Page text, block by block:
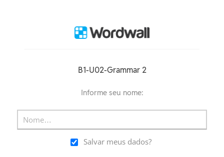
B1-U02-Grammar 2
Informe seu nome:
Salvar meus dados?